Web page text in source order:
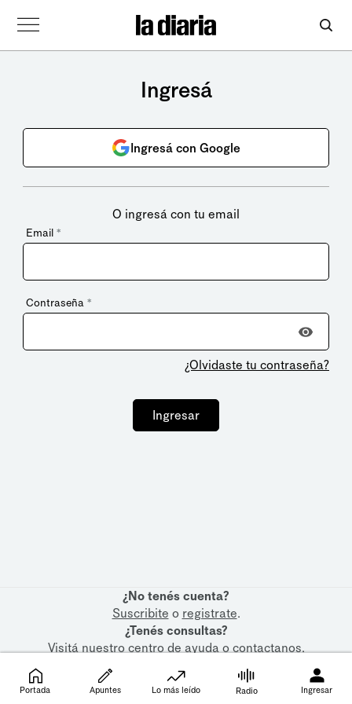
Ingresá
Ingresá con Google
O ingresá con tu email
Email *
Contraseña *
¿Olvidaste tu contraseña?
Ingresar
¿No tenés cuenta?
Suscribite o registrate.
¿Tenés consultas?
Visitá nuestrocentro de ayudaocontactanos.
Portada Apuntes Lo más leído Radio Ingresar